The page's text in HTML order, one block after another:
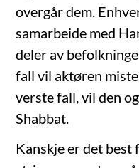
overgår dem.
samarbeide med
deler av
fall vil aktøren
verste fall, vil den
Shabbat.
Kanskje er det best